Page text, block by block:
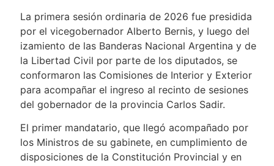
La primera sesión ordinaria de 2026 fue presidida
por el vicegobernador Alberto Bernis, y luego del
izamiento de las Banderas Nacional Argentina y de
la Libertad Civil por parte de los diputados, se
conformaron las Comisiones de Interior y Exterior
para acompañar el ingreso al recinto de sesiones
del gobernador de la provincia Carlos Sadir.
El primer mandatario, que llegó acompañado por
los Ministros de su gabinete, en cumplimiento de
disposiciones de la Constitución Provincial y en